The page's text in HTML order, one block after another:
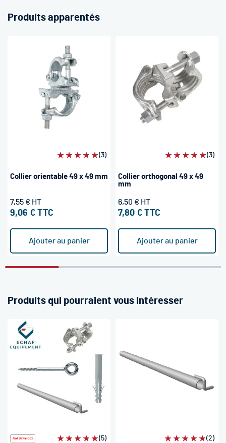
Produits apparentés
Évaluation:(3)
Collier orientable 49 x 49 mm
9,06 €
7,55 €
Ajouter au panier
Évaluation:(3)
Collier orthogonal 49 x 49
mm
7,80 €
6,50 €
Ajouter au panier
Produits qui pourraient vous intéresser
Évaluation:(5) Évaluation:(2)